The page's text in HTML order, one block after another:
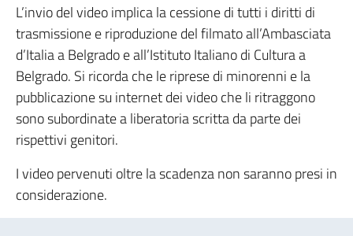
L’invio del video implica la cessione di tutti i diritti di
trasmissione e riproduzione del filmato all’Ambasciata
d’Italia a Belgrado e all’Istituto Italiano di Cultura a
Belgrado. Si ricorda che le riprese di minorenni e la
pubblicazione su internet dei video che li ritraggono
sono subordinate a liberatoria scritta da parte dei
rispettivi genitori.
I video pervenuti oltre la scadenza non saranno presi in
considerazione.